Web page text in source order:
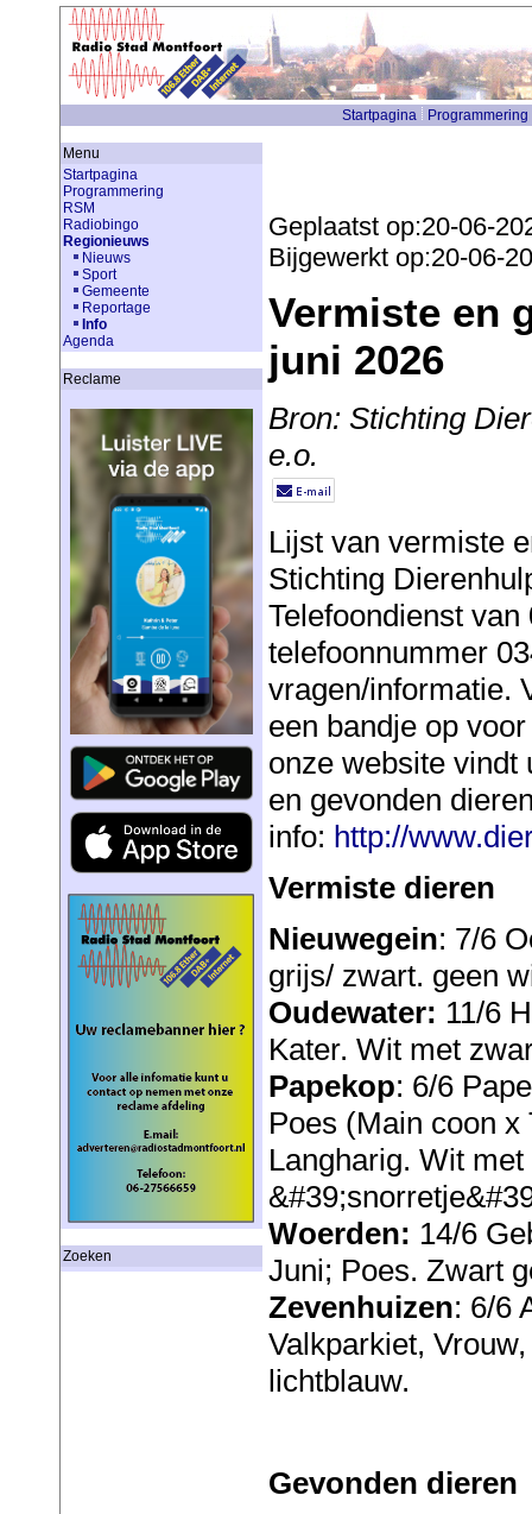
Startpagina Programmering
Menu
Startpagina
Programmering
RSM
Radiobingo
Regionieuws
Nieuws
Sport
Gemeente
Reportage
Info
Agenda
Reclame
Zoeken
Geplaatst op:20-06-
Bijgewerkt op:20-06-
Vermiste en
juni 2026
Bron: Stichting
e.o.
Lijst van vermiste
Stichting
Telefoondienst
telefoonnummer
vragen/informatie.
een bandje op
onze website vindt
en gevonden
info: http://
Vermiste dieren
Nieuwegein: 7/6
grijs/ zwart. geen
Oudewater: 11/6
Kater. Wit met
Papekop: 6/6
Poes (Main coon
Langharig. Wit
Woerden: 14/6
Juni; Poes. Zwart
Zevenhuizen: 6/6
Valkparkiet,
lichtblauw.
Gevonden dieren